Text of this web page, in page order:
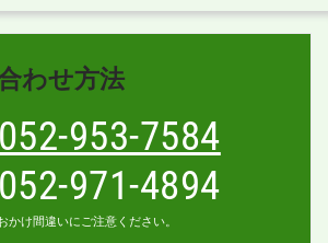
わせ方法
052-953-7584
052-971-4894
かけ間違いにご注意ください。